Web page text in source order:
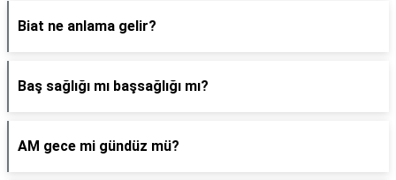
Biat ne anlama gelir?
Baş sağlığı mı başsağlığı mı?
AM gece mi gündüz mü?